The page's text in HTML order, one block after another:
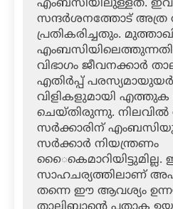
എംബസിയിലുള്ളത്.
സന്ദര്‍ശനത്തോട്
പ്രതികരിച്ചതും.
വിഭാഗം ജീവനക്കാര്‍
എതിര്‍പ്പ്
വിളികളുമായി
ചെയ്തിരുന്നു. നിലവില്‍
സര്‍ക്കാരിന്
സര്‍ക്കാര്‍ നിയന്ത്രണം
സാഹചര്യത്തിലാണ്
തന്നെ ഈ ആവശ്യം